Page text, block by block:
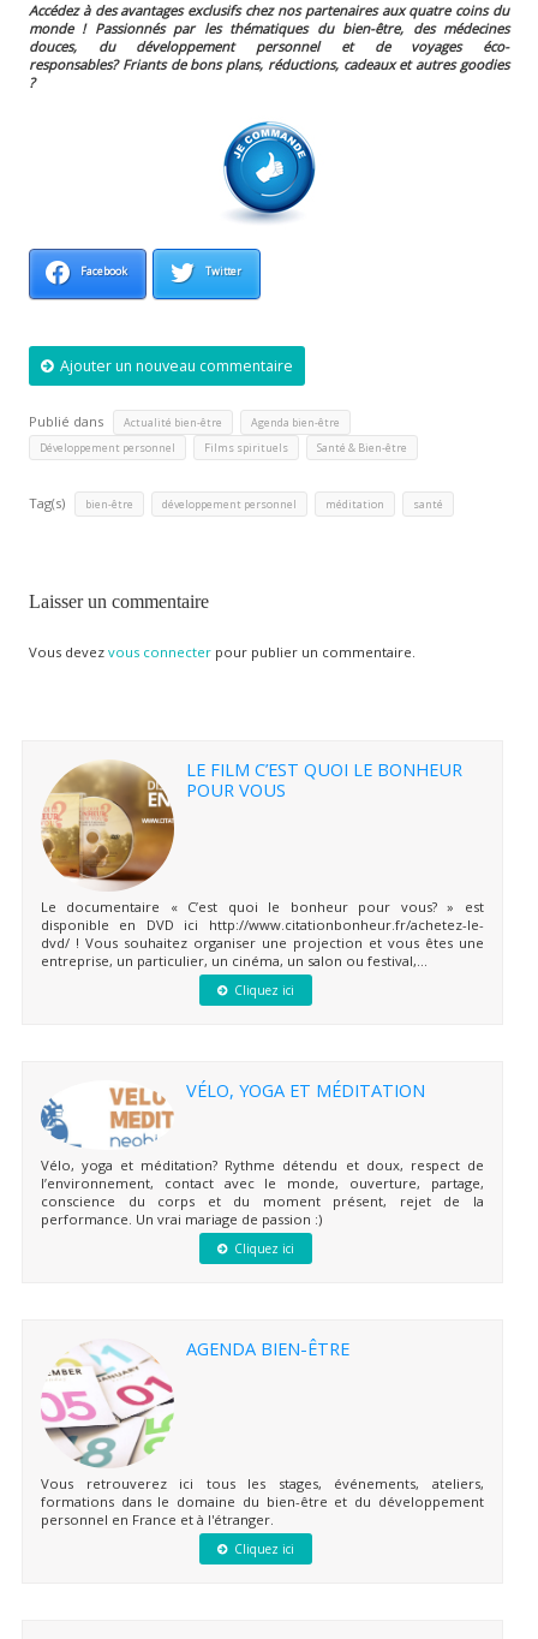
Accédez à des avantages exclusifs chez nos partenaires aux quatre coins du
monde ! Passionnés par les thématiques du bien-être, des médecines
douces, du développement personnel et de voyages éco-
responsables? Friants de bons plans, réductions, cadeaux et autres goodies
?
Facebook Twitter
Ajouter un nouveau commentaire
Publié dans Actualité bien-être Agenda bien-être
Développement personnel Films spirituels Santé & Bien-être
Tag(s) bien-être développement personnel méditation santé
Laisser un commentaire
Vous devez vous connecterpour publier un commentaire.
LE FILM C’EST QUOI LE BONHEUR
POUR VOUS
Le documentaire « C’est quoi le bonheur pour vous? » est
disponible en DVD ici http://www.citationbonheur.fr/achetez-le-
dvd/ ! Vous souhaitez organiser une projection et vous êtes une
entreprise, un particulier, un cinéma, un salon ou festival,...
Cliquez ici
VÉLO, YOGA ET MÉDITATION
Vélo, yoga et méditation? Rythme détendu et doux, respect de
l’environnement, contact avec le monde, ouverture, partage,
conscience du corps et du moment présent, rejet de la
performance. Un vrai mariage de passion :)
Cliquez ici
AGENDA BIEN-ÊTRE
Vous retrouverez ici tous les stages, événements, ateliers,
formations dans le domaine du bien-être et du développement
personnel en France et à l'étranger.
Cliquez ici